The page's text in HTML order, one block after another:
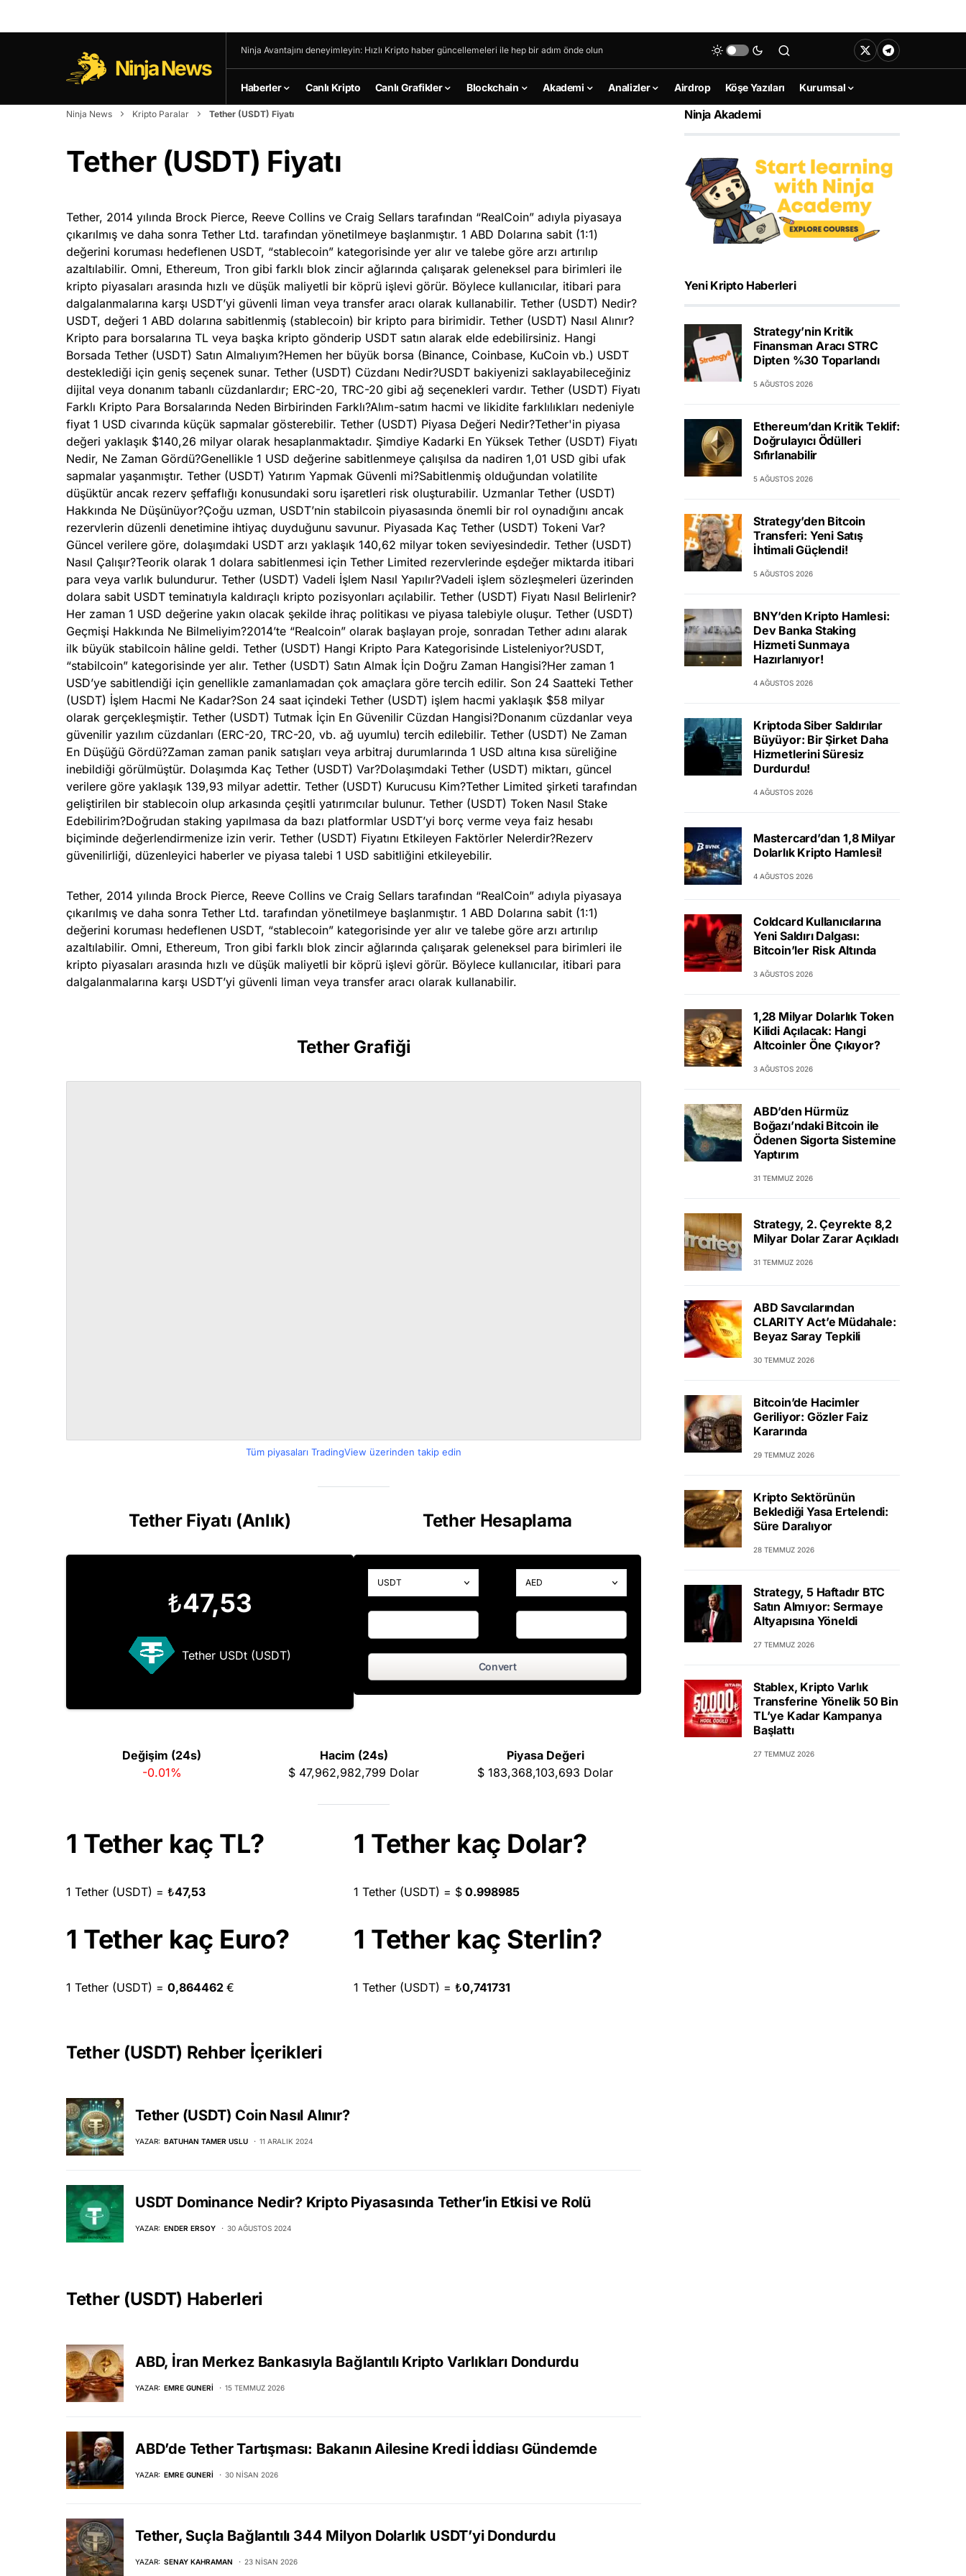
Ninja News
Ninja Avantajını deneyimleyin: Hızlı Kripto haber güncellemeleri ile hep bir adım önde olun
Haberler Canlı Kripto Canlı Grafikler Blockchain Akademi Analizler Airdrop Köşe Yazıları Kurumsal
Ninja News Kripto Paralar Tether (USDT) Fiyatı
Tether (USDT) Fiyatı
Tether, 2014 yılında Brock Pierce, Reeve Collins ve Craig Sellars tarafından “RealCoin” adıyla piyasaya
çıkarılmış ve daha sonra Tether Ltd. tarafından yönetilmeye başlanmıştır. 1 ABD Dolarına sabit (1:1)
değerini koruması hedeflenen USDT, “stablecoin” kategorisinde yer alır ve talebe göre arzı artırılıp
azaltılabilir. Omni, Ethereum, Tron gibi farklı blok zincir ağlarında çalışarak geleneksel para birimleri ile
kripto piyasaları arasında hızlı ve düşük maliyetli bir köprü işlevi görür. Böylece kullanıcılar, itibari para
dalgalanmalarına karşı USDT’yi güvenli liman veya transfer aracı olarak kullanabilir. Tether (USDT) Nedir?
USDT, değeri 1 ABD dolarına sabitlenmiş (stablecoin) bir kripto para birimidir. Tether (USDT) Nasıl Alınır?
Kripto para borsalarına TL veya başka kripto gönderip USDT satın alarak elde edebilirsiniz. Hangi
Borsada Tether (USDT) Satın Almalıyım?Hemen her büyük borsa (Binance, Coinbase, KuCoin vb.) USDT
desteklediği için geniş seçenek sunar. Tether (USDT) Cüzdanı Nedir?USDT bakiyenizi saklayabileceğiniz
dijital veya donanım tabanlı cüzdanlardır; ERC-20, TRC-20 gibi ağ seçenekleri vardır. Tether (USDT) Fiyatı
Farklı Kripto Para Borsalarında Neden Birbirinden Farklı?Alım-satım hacmi ve likidite farklılıkları nedeniyle
fiyat 1 USD civarında küçük sapmalar gösterebilir. Tether (USDT) Piyasa Değeri Nedir?Tether'in piyasa
değeri yaklaşık $140,26 milyar olarak hesaplanmaktadır. Şimdiye Kadarki En Yüksek Tether (USDT) Fiyatı
Nedir, Ne Zaman Gördü?Genellikle 1 USD değerine sabitlenmeye çalışılsa da nadiren 1,01 USD gibi ufak
sapmalar yaşanmıştır. Tether (USDT) Yatırım Yapmak Güvenli mi?Sabitlenmiş olduğundan volatilite
düşüktür ancak rezerv şeffaflığı konusundaki soru işaretleri risk oluşturabilir. Uzmanlar Tether (USDT)
Hakkında Ne Düşünüyor?Çoğu uzman, USDT’nin stabilcoin piyasasında önemli bir rol oynadığını ancak
rezervlerin düzenli denetimine ihtiyaç duyduğunu savunur. Piyasada Kaç Tether (USDT) Tokeni Var?
Güncel verilere göre, dolaşımdaki USDT arzı yaklaşık 140,62 milyar token seviyesindedir. Tether (USDT)
Nasıl Çalışır?Teorik olarak 1 dolara sabitlenmesi için Tether Limited rezervlerinde eşdeğer miktarda itibari
para veya varlık bulundurur. Tether (USDT) Vadeli İşlem Nasıl Yapılır?Vadeli işlem sözleşmeleri üzerinden
dolara sabit USDT teminatıyla kaldıraçlı kripto pozisyonları açılabilir. Tether (USDT) Fiyatı Nasıl Belirlenir?
Her zaman 1 USD değerine yakın olacak şekilde ihraç politikası ve piyasa talebiyle oluşur. Tether (USDT)
Geçmişi Hakkında Ne Bilmeliyim?2014’te “Realcoin” olarak başlayan proje, sonradan Tether adını alarak
ilk büyük stabilcoin hâline geldi. Tether (USDT) Hangi Kripto Para Kategorisinde Listeleniyor?USDT,
“stabilcoin” kategorisinde yer alır. Tether (USDT) Satın Almak İçin Doğru Zaman Hangisi?Her zaman 1
USD’ye sabitlendiği için genellikle zamanlamadan çok amaçlara göre tercih edilir. Son 24 Saatteki Tether
(USDT) İşlem Hacmi Ne Kadar?Son 24 saat içindeki Tether (USDT) işlem hacmi yaklaşık $58 milyar
olarak gerçekleşmiştir. Tether (USDT) Tutmak İçin En Güvenilir Cüzdan Hangisi?Donanım cüzdanlar veya
güvenilir yazılım cüzdanları (ERC-20, TRC-20, vb. ağ uyumlu) tercih edilebilir. Tether (USDT) Ne Zaman
En Düşüğü Gördü?Zaman zaman panik satışları veya arbitraj durumlarında 1 USD altına kısa süreliğine
inebildiği görülmüştür. Dolaşımda Kaç Tether (USDT) Var?Dolaşımdaki Tether (USDT) miktarı, güncel
verilere göre yaklaşık 139,93 milyar adettir. Tether (USDT) Kurucusu Kim?Tether Limited şirketi tarafından
geliştirilen bir stablecoin olup arkasında çeşitli yatırımcılar bulunur. Tether (USDT) Token Nasıl Stake
Edebilirim?Doğrudan staking yapılmasa da bazı platformlar USDT’yi borç verme veya faiz hesabı
biçiminde değerlendirmenize izin verir. Tether (USDT) Fiyatını Etkileyen Faktörler Nelerdir?Rezerv
güvenilirliği, düzenleyici haberler ve piyasa talebi 1 USD sabitliğini etkileyebilir.
Tether, 2014 yılında Brock Pierce, Reeve Collins ve Craig Sellars tarafından “RealCoin” adıyla piyasaya
çıkarılmış ve daha sonra Tether Ltd. tarafından yönetilmeye başlanmıştır. 1 ABD Dolarına sabit (1:1)
değerini koruması hedeflenen USDT, “stablecoin” kategorisinde yer alır ve talebe göre arzı artırılıp
azaltılabilir. Omni, Ethereum, Tron gibi farklı blok zincir ağlarında çalışarak geleneksel para birimleri ile
kripto piyasaları arasında hızlı ve düşük maliyetli bir köprü işlevi görür. Böylece kullanıcılar, itibari para
dalgalanmalarına karşı USDT’yi güvenli liman veya transfer aracı olarak kullanabilir.
Tether Grafiği
Tüm piyasaları TradingView üzerinden takip edin
Tether Fiyatı (Anlık)
₺47,53
Tether USDt (USDT)
Tether Hesaplama
Convert
Değişim (24s)
-0.01%
Hacim (24s)
$ 47,962,982,799 Dolar
Piyasa Değeri
$ 183,368,103,693 Dolar
1 Tether kaç TL?
1 Tether (USDT) = ₺47,53
1 Tether kaç Euro?
1 Tether (USDT) = 0,864462 €
1 Tether kaç Dolar?
1 Tether (USDT) = $ 0.998985
1 Tether kaç Sterlin?
1 Tether (USDT) = ₺0,741731
Tether (USDT) Rehber İçerikleri
Tether (USDT) Coin Nasıl Alınır?
YAZAR: BATUHAN TAMER USLU 11 ARALIK 2024
USDT Dominance Nedir? Kripto Piyasasında Tether’in Etkisi ve Rolü
YAZAR: ENDER ERSOY 30 AĞUSTOS 2024
Tether (USDT) Haberleri
ABD, İran Merkez Bankasıyla Bağlantılı Kripto Varlıkları Dondurdu
YAZAR: EMRE GUNERI 15 TEMMUZ 2026
ABD’de Tether Tartışması: Bakanın Ailesine Kredi İddiası Gündemde
YAZAR: EMRE GUNERI 30 NISAN 2026
Tether, Suçla Bağlantılı 344 Milyon Dolarlık USDT’yi Dondurdu
YAZAR: SENAY KAHRAMAN 23 NISAN 2026
Ninja Akademi
Yeni Kripto Haberleri
Strategy’nin Kritik
Finansman Aracı STRC
Dipten %30 Toparlandı
5 AĞUSTOS 2026
Ethereum’dan Kritik Teklif:
Doğrulayıcı Ödülleri
Sıfırlanabilir
5 AĞUSTOS 2026
Strategy’den Bitcoin
Transferi: Yeni Satış
İhtimali Güçlendi!
5 AĞUSTOS 2026
BNY’den Kripto Hamlesi:
Dev Banka Staking
Hizmeti Sunmaya
Hazırlanıyor!
4 AĞUSTOS 2026
Kriptoda Siber Saldırılar
Büyüyor: Bir Şirket Daha
Hizmetlerini Süresiz
Durdurdu!
4 AĞUSTOS 2026
Mastercard’dan 1,8 Milyar
Dolarlık Kripto Hamlesi!
4 AĞUSTOS 2026
Coldcard Kullanıcılarına
Yeni Saldırı Dalgası:
Bitcoin’ler Risk Altında
3 AĞUSTOS 2026
1,28 Milyar Dolarlık Token
Kilidi Açılacak: Hangi
Altcoinler Öne Çıkıyor?
3 AĞUSTOS 2026
ABD’den Hürmüz
Boğazı’ndaki Bitcoin ile
Ödenen Sigorta Sistemine
Yaptırım
31 TEMMUZ 2026
Strategy, 2. Çeyrekte 8,2
Milyar Dolar Zarar Açıkladı
31 TEMMUZ 2026
ABD Savcılarından
CLARITY Act’e Müdahale:
Beyaz Saray Tepkili
30 TEMMUZ 2026
Bitcoin’de Hacimler
Geriliyor: Gözler Faiz
Kararında
29 TEMMUZ 2026
Kripto Sektörünün
Beklediği Yasa Ertelendi:
Süre Daralıyor
28 TEMMUZ 2026
Strategy, 5 Haftadır BTC
Satın Almıyor: Sermaye
Altyapısına Yöneldi
27 TEMMUZ 2026
Stablex, Kripto Varlık
Transferine Yönelik 50 Bin
TL’ye Kadar Kampanya
Başlattı
27 TEMMUZ 2026